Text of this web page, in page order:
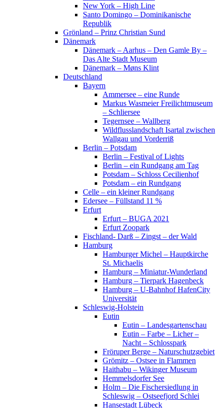
New York – High Line
Santo Domingo – Dominikanische
Republik
Grönland – Prinz Christian Sund
Dänemark
Dänemark – Aarhus – Den Gamle By –
Das Alte Stadt Museum
Dänemark – Møns Klint
Deutschland
Bayern
Ammersee – eine Runde
Markus Wasmeier Freilichtmuseum
– Schliersee
Tegernsee – Wallberg
Wildflusslandschaft Isartal zwischen
Wallgau und Vorderriß
Berlin – Potsdam
Berlin – Festival of Lights
Berlin – ein Rundgang am Tag
Potsdam – Schloss Cecilienhof
Potsdam – ein Rundgang
Celle – ein kleiner Rundgang
Edersee – Füllstand 11 %
Erfurt
Erfurt – BUGA 2021
Erfurt Zoopark
Fischland- Darß – Zingst – der Wald
Hamburg
Hamburger Michel – Hauptkirche
St. Michaelis
Hamburg – Miniatur-Wunderland
Hamburg – Tierpark Hagenbeck
Hamburg – U-Bahnhof HafenCity
Universität
Schleswig-Holstein
Eutin
Eutin – Landesgartenschau
Eutin – Farbe – Licher –
Nacht – Schlosspark
Fröruper Berge – Naturschutzgebiet
Grömitz – Ostsee in Flammen
Haithabu – Wikinger Museum
Hemmelsdorfer See
Holm – Die Fischersiedlung in
Schleswig – Ostseefjord Schlei
Hansestadt Lübeck